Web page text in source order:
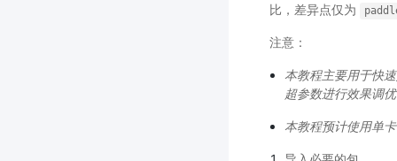
比，差异点仅为
注意：
本教程主要用于快
超参数进行效果调优
本教程预计使用单